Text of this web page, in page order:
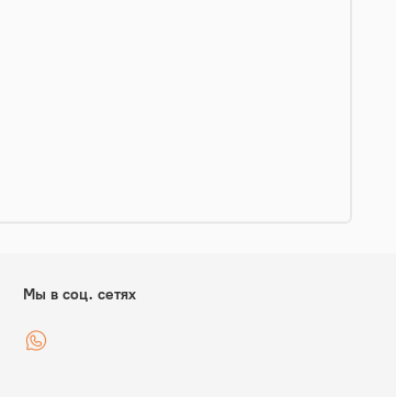
Мы в соц. сетях